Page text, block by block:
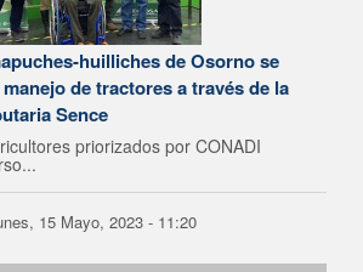
huilliches de Osorno se
de tractores a través de la
Sence
priorizados por CONADI
15 Mayo, 2023 - 11:20